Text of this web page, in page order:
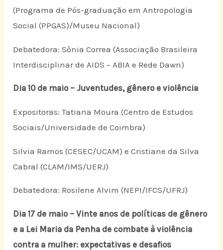
(Programa de Pós-graduação em Antropologia
Social (PPGAS)/Museu Nacional)
Debatedora: Sônia Correa (Associação Brasileira
Interdisciplinar de AIDS – ABIA e Rede Dawn)
Dia 10 de maio – Juventudes, gênero e violência
Expositoras: Tatiana Moura (Centro de Estudos
Sociais/Universidade de Coimbra)
Silvia Ramos (CESEC/UCAM) e Cristiane da Silva
Cabral (CLAM/IMS/UERJ)
Debatedora: Rosilene Alvim (NEPI/IFCS/UFRJ)
Dia 17 de maio – Vinte anos de políticas de gênero
e a Lei Maria da Penha de combate à violência
contra a mulher: expectativas e desafios